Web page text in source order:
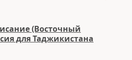
(Восточный
для Таджикистана